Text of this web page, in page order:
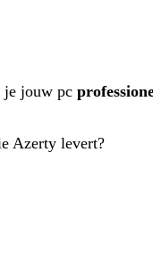
je jouw pc
Azerty levert?